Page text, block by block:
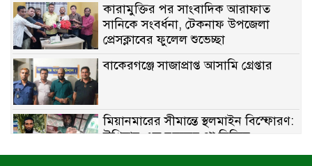
কারামুক্তির পর সাংবাদিক আরাফাত
সানিকে সংবর্ধনা, টেকনাফ উপজেলা
প্রেসক্লাবের ফুলেল শুভেচ্ছা
বাকেরগঞ্জে সাজাপ্রাপ্ত আসামি গ্রেপ্তার
মিয়ানমারের সীমান্তে স্থলমাইন বিস্ফোরণ:
উখিয়ার এক যুবকের পা বিচ্ছিন্ন